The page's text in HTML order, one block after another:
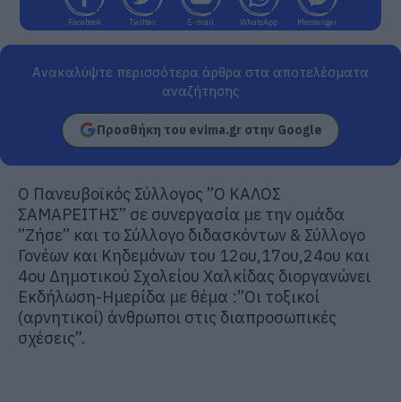
Facebook Twitter E-mail WhatsApp Messenger
Ανακαλύψτε περισσότερα άρθρα στα αποτελέσματα
αναζήτησης
Προσθήκη του evima.gr στην Google
Ο Πανευβοϊκός Σύλλογος ”Ο ΚΑΛΟΣ
ΣΑΜΑΡΕΙΤΗΣ” σε συνεργασία με την ομάδα
”Ζήσε” και το Σύλλογο διδασκόντων & Σύλλογο
Γονέων και Κηδεμόνων του 12ου,17ου,24ου και
4ου Δημοτικού Σχολείου Χαλκίδας διοργανώνει
Εκδήλωση-Ημερίδα με θέμα :”Οι τοξικοί
(αρνητικοί) άνθρωποι στις διαπροσωπικές
σχέσεις”.